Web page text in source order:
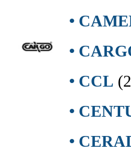
•
•
• CCL
•
•